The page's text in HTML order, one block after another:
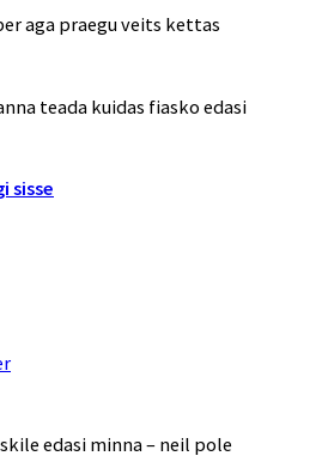
aga praegu veits kettas
teada kuidas fiasko edasi
sisse
edasi minna – neil pole